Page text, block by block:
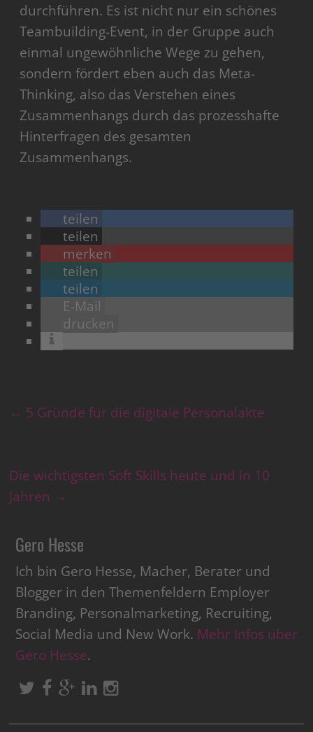
durchführen. Es ist nicht nur ein schönes
Teambuilding-Event, in der Gruppe auch
einmal ungewöhnliche Wege zu gehen,
sondern fördert eben auch das Meta-
Thinking, also das Verstehen eines
Zusammenhangs durch das prozesshafte
Hinterfragen des gesamten
Zusammenhangs.
teilen
teilen
merken
teilen
teilen
E-Mail
drucken
← 5 Gründe für die digitale Personalakte
Die wichtigsten Soft Skills heute und in 10
Jahren →
Gero Hesse
Ich bin Gero Hesse, Macher, Berater und
Blogger in den Themenfeldern Employer
Branding, Personalmarketing, Recruiting,
Social Media und New Work. Mehr Infos über
Gero Hesse.